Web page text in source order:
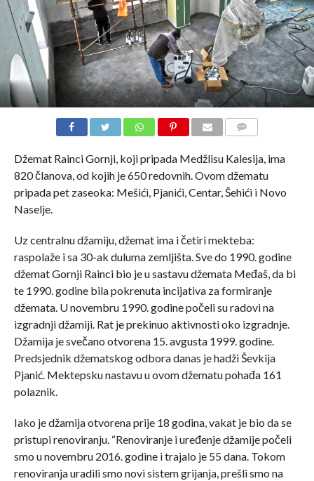
Džemat Rainci Gornji, koji pripada Medžlisu Kalesija, ima
820 članova, od kojih je 650 redovnih. Ovom džematu
pripada pet zaseoka: Mešići, Pjanići, Centar, Šehići i Novo
Naselje.
Uz centralnu džamiju, džemat ima i četiri mekteba:
raspolaže i sa 30-ak duluma zemljišta. Sve do 1990. godine
džemat Gornji Rainci bio je u sastavu džemata Međaš, da bi
te 1990. godine bila pokrenuta incijativa za formiranje
džemata. U novembru 1990. godine počeli su radovi na
izgradnji džamiji. Rat je prekinuo aktivnosti oko izgradnje.
Džamija je svečano otvorena 15. avgusta 1999. godine.
Predsjednik džematskog odbora danas je hadži Ševkija
Pjanić. Mektepsku nastavu u ovom džematu pohađa 161
polaznik.
Iako je džamija otvorena prije 18 godina, vakat je bio da se
pristupi renoviranju. “Renoviranje i uređenje džamije počeli
smo u novembru 2016. godine i trajalo je 55 dana. Tokom
renoviranja uradili smo novi sistem grijanja, prešli smo na